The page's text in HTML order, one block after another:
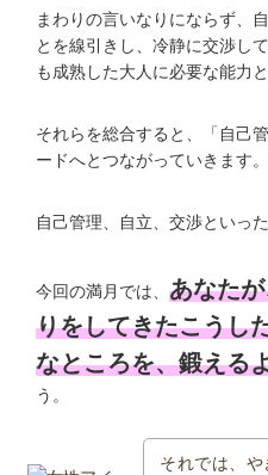
まわりの言いなりにならず、
とを線引きし、冷静に交渉し
も成熟した大人に必要な能力
それらを総合すると、「自己
ードへとつながっていきます。
自己管理、自立、交渉といっ
今回の満月では、 あなた
りをしてきたこうし
なところを、鍛える
う。
それでは、